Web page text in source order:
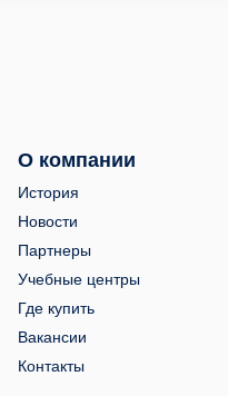
О компании
История
Новости
Партнеры
Учебные центры
Где купить
Вакансии
Контакты